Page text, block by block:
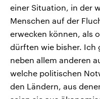
einer Situation, in der
Menschen auf der
erwecken können, als
dürften wie bisher. Ich
neben allem anderen
welche politischen
den Ländern, aus